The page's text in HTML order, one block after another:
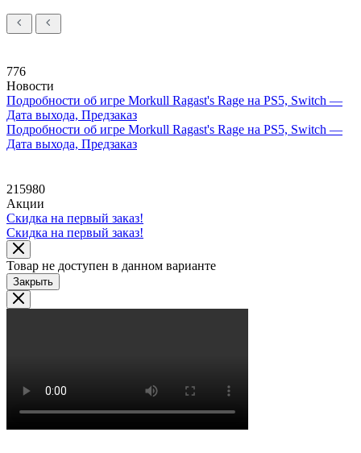
776
Новости
Подробности об игре Morkull Ragast's Rage на PS5, Switch —
Дата выхода, Предзаказ
Подробности об игре Morkull Ragast's Rage на PS5, Switch —
Дата выхода, Предзаказ
215980
Акции
Скидка на первый заказ!
Скидка на первый заказ!
Товар не доступен в данном варианте
Закрыть